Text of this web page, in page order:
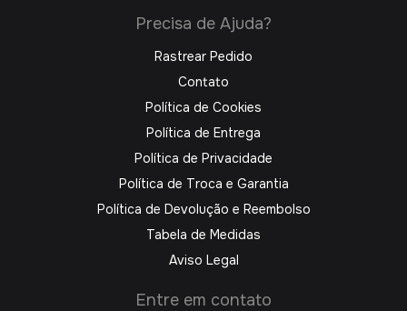
Precisa de Ajuda?
Rastrear Pedido
Contato
Política de Cookies
Política de Entrega
Política de Privacidade
Política de Troca e Garantia
Política de Devolução e Reembolso
Tabela de Medidas
Aviso Legal
Entre em contato